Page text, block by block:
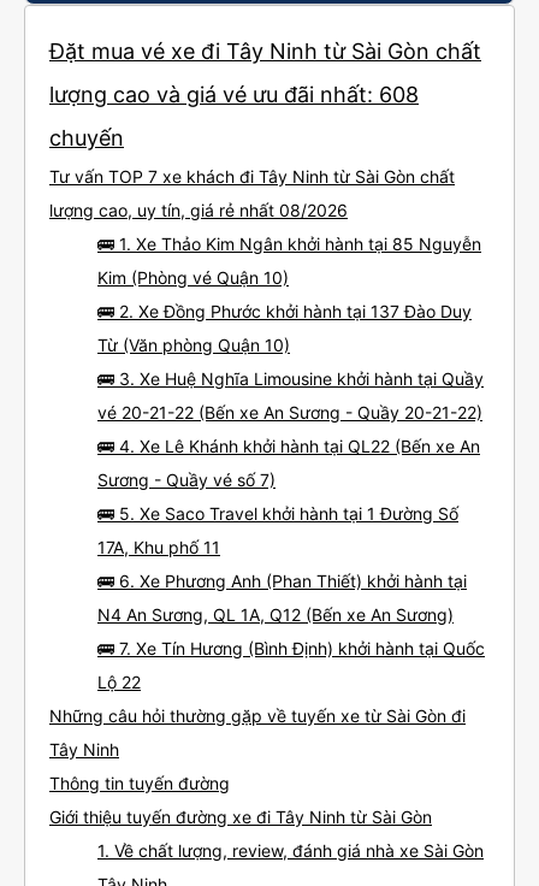
Đặt mua vé xe đi Tây Ninh từ Sài Gòn chất
lượng cao và giá vé ưu đãi nhất: 608
chuyến
Tư vấn TOP 7 xe khách đi Tây Ninh từ Sài Gòn chất
lượng cao, uy tín, giá rẻ nhất 08/2026
🚌 1. Xe Thảo Kim Ngân khởi hành tại 85 Nguyễn
Kim (Phòng vé Quận 10)
🚌 2. Xe Đồng Phước khởi hành tại 137 Đào Duy
Từ (Văn phòng Quận 10)
🚌 3. Xe Huệ Nghĩa Limousine khởi hành tại Quầy
vé 20-21-22 (Bến xe An Sương - Quầy 20-21-22)
🚌 4. Xe Lê Khánh khởi hành tại QL22 (Bến xe An
Sương - Quầy vé số 7)
🚌 5. Xe Saco Travel khởi hành tại 1 Đường Số
17A, Khu phố 11
🚌 6. Xe Phương Anh (Phan Thiết) khởi hành tại
N4 An Sương, QL 1A, Q12 (Bến xe An Sương)
🚌 7. Xe Tín Hương (Bình Định) khởi hành tại Quốc
Lộ 22
Những câu hỏi thường gặp về tuyến xe từ Sài Gòn đi
Tây Ninh
Thông tin tuyến đường
Giới thiệu tuyến đường xe đi Tây Ninh từ Sài Gòn
1. Về chất lượng, review, đánh giá nhà xe Sài Gòn